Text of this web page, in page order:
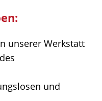
unserer Werkstatt
und